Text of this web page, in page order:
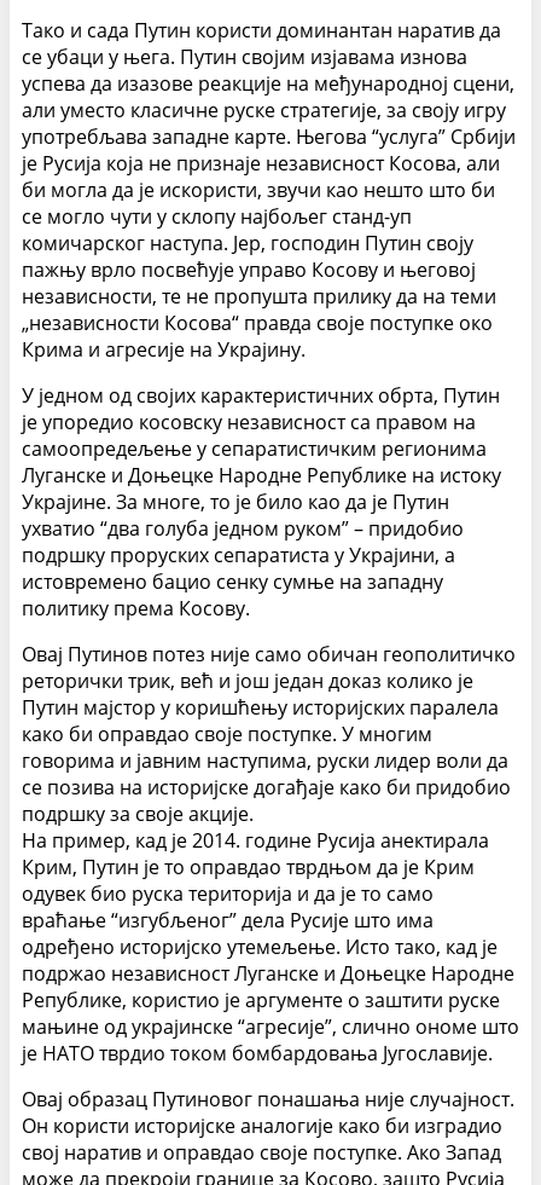
Тако и сада Путин користи доминантан наратив да
се убаци у њега. Путин својим изјавама изнова
успева да изазове реакције на међународној сцени,
али уместо класичне руске стратегије, за своју игру
употребљава западне карте. Његова “услуга” Србији
је Русија која не признаје независност Косова, али
би могла да је искористи, звучи као нешто што би
се могло чути у склопу најбољег станд-уп
комичарског наступа. Јер, господин Путин своју
пажњу врло посвећује управо Косову и његовој
независности, те не пропушта прилику да на теми
„независности Косова“ правда своје поступке око
Крима и агресије на Украјину.
У једном од својих карактеристичних обрта, Путин
је упоредио косовску независност са правом на
самоопредељење у сепаратистичким регионима
Луганске и Доњецке Народне Републике на истоку
Украјине. За многе, то је било као да је Путин
ухватио “два голуба једном руком” – придобио
подршку проруских сепаратиста у Украјини, а
истовремено бацио сенку сумње на западну
политику према Косову.
Овај Путинов потез није само обичан геополитичко
реторички трик, већ и још један доказ колико је
Путин мајстор у коришћењу историјских паралела
како би оправдао своје поступке. У многим
говорима и јавним наступима, руски лидер воли да
се позива на историјске догађаје како би придобио
подршку за своје акције.
На пример, кад је 2014. године Русија анектирала
Крим, Путин је то оправдао тврдњом да је Крим
одувек био руска територија и да је то само
враћање “изгубљеног” дела Русије што има
одређено историјско утемељење. Исто тако, кад је
подржао независност Луганске и Доњецке Народне
Републике, користио је аргументе о заштити руске
мањине од украјинске “агресије”, слично ономе што
је НАТО тврдио током бомбардовања Југославије.
Овај образац Путиновог понашања није случајност.
Он користи историјске аналогије како би изградио
свој наратив и оправдао своје поступке. Ако Запад
може да прекроји границе за Косово, зашто Русија